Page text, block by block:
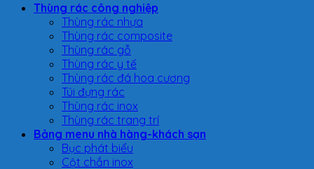
Thùng rác công nghiệp
Thùng rác nhựa
Thùng rác composite
Thùng rác gỗ
Thùng rác y tế
Thùng rác đá hoa cương
Túi đựng rác
Thùng rác inox
Thùng rác trang trí
Bảng menu nhà hàng-khách sạn
Bục phát biểu
Cột chắn inox